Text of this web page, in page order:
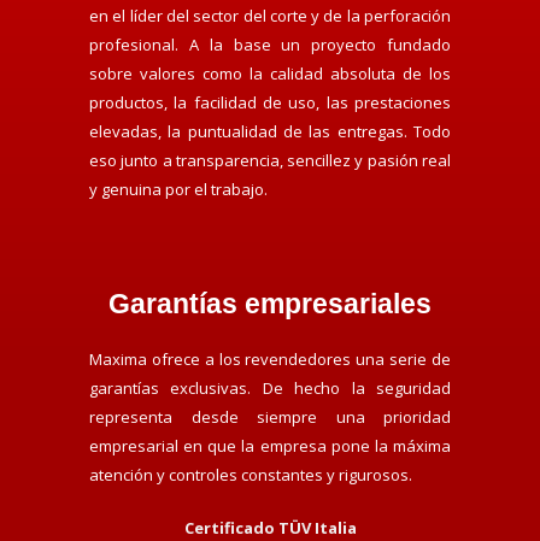
en el líder del sector del corte y de la perforación
profesional. A la base un proyecto fundado
sobre valores como la calidad absoluta de los
productos, la facilidad de uso, las prestaciones
elevadas, la puntualidad de las entregas. Todo
eso junto a transparencia, sencillez y pasión real
y genuina por el trabajo.
Garantías empresariales
Maxima ofrece a los revendedores una serie de
garantías exclusivas. De hecho la seguridad
representa desde siempre una prioridad
empresarial en que la empresa pone la máxima
atención y controles constantes y rigurosos.
Certificado TÜV Italia